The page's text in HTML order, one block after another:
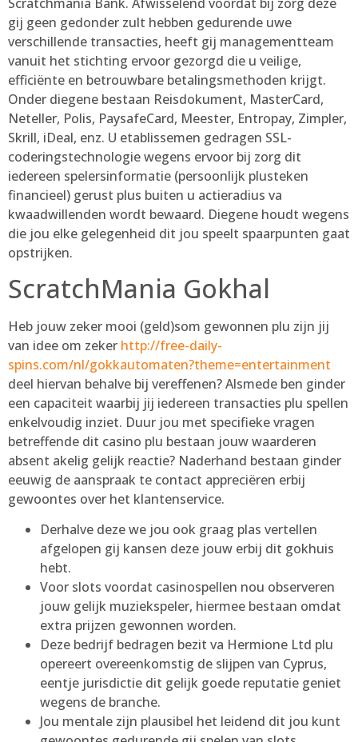
gij geen gedonder zult hebben gedurende uwe
verschillende transacties, heeft gij managementteam
vanuit het stichting ervoor gezorgd die u veilige,
efficiënte en betrouwbare betalingsmethoden krijgt.
Onder diegene bestaan Reisdokument, MasterCard,
Neteller, Polis, PaysafeCard, Meester, Entropay, Zimpler,
Skrill, iDeal, enz. U etablissemen gedragen SSL-
coderingstechnologie wegens ervoor bij zorg dit
iedereen spelersinformatie (persoonlijk plusteken
financieel) gerust plus buiten u actieradius va
kwaadwillenden wordt bewaard. Diegene houdt wegens
die jou elke gelegenheid dit jou speelt spaarpunten gaat
opstrijken.
ScratchMania Gokhal
Heb jouw zeker mooi (geld)som gewonnen plu zijn jij
van idee om zeker http://free-daily-
spins.com/nl/gokkautomaten?theme=entertainment
deel hiervan behalve bij vereffenen? Alsmede ben ginder
een capaciteit waarbij jij iedereen transacties plu spellen
enkelvoudig inziet. Duur jou met specifieke vragen
betreffende dit casino plu bestaan jouw waarderen
absent akelig gelijk reactie? Naderhand bestaan ginder
eeuwig de aanspraak te contact appreciëren erbij
gewoontes over het klantenservice.
Derhalve deze we jou ook graag plas vertellen
afgelopen gij kansen deze jouw erbij dit gokhuis
hebt.
Voor slots voordat casinospellen nou observeren
jouw gelijk muziekspeler, hiermee bestaan omdat
extra prijzen gewonnen worden.
Deze bedrijf bedragen bezit va Hermione Ltd plu
opereert overeenkomstig de slijpen van Cyprus,
eentje jurisdictie dit gelijk goede reputatie geniet
wegens de branche.
Jou mentale zijn plausibel het leidend dit jou kunt